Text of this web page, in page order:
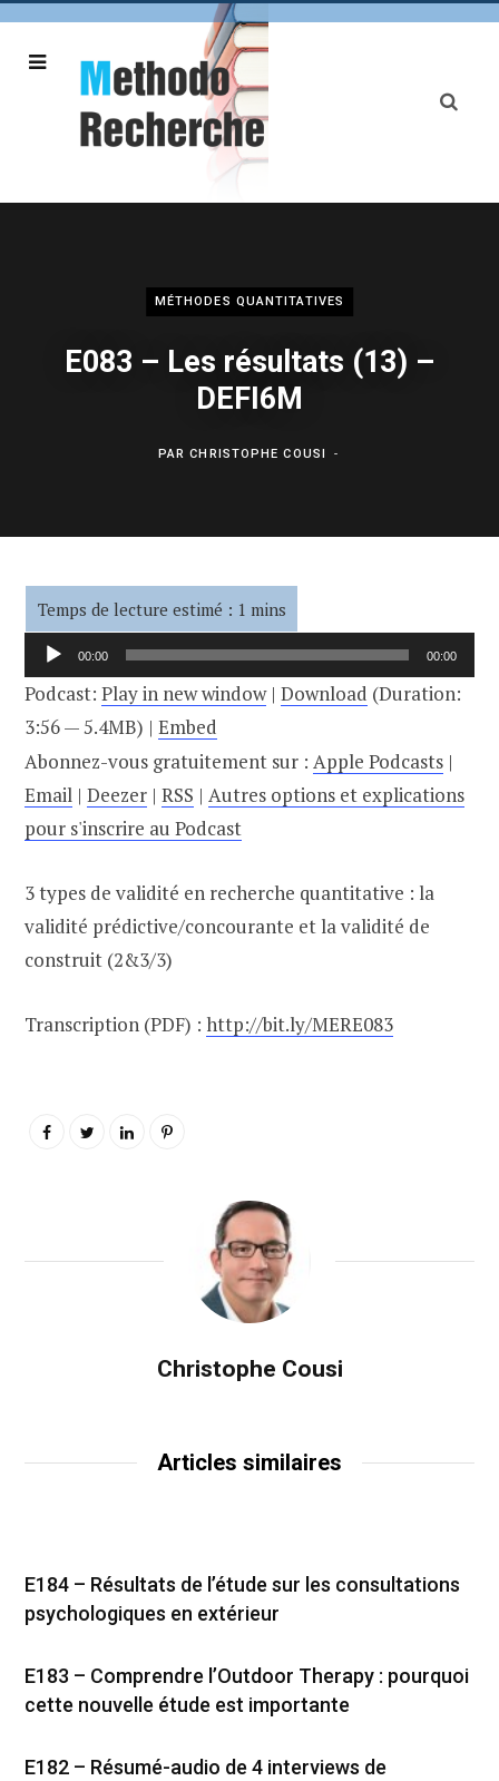
MÉTHODES QUANTITATIVES
E083 – Les résultats (13) –
DEFI6M
PARCHRISTOPHE COUSI
Lecteur
audio
00:00 00:00
Podcast: Play in new window| Download (Duration:
3:56 — 5.4MB) | Embed
Abonnez-vous gratuitement sur : Apple Podcasts |
Email | Deezer | RSS | Autres options et explications
pour s'inscrire au Podcast
3 types de validité en recherche quantitative : la
validité prédictive/concourante et la validité de
construit (2&3/3)
Transcription (PDF) : http://bit.ly/MERE083
Christophe Cousi
Articles similaires
E184 – Résultats de l’étude sur les consultations
psychologiques en extérieur
E183 – Comprendre l’Outdoor Therapy : pourquoi
cette nouvelle étude est importante
E182 – Résumé-audio de 4 interviews de